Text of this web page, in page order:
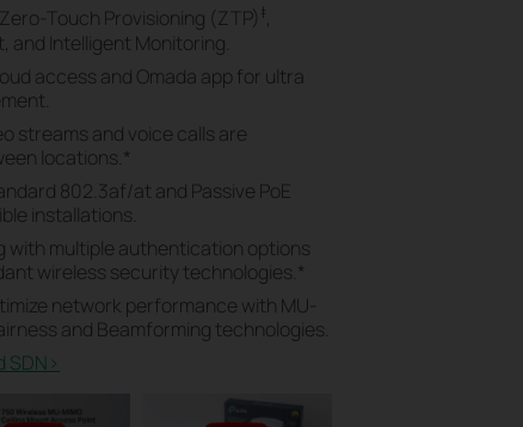
Touch Provisioning (ZTP) ‡,
and Intelligent Monitoring.
access and Omada app for ultra
streams and voice calls are
locations. *
802.3af/at and Passive PoE
installations.
with multiple authentication options
wireless security technologies. *
network performance with MU-
and Beamforming technologies.
SDN>​